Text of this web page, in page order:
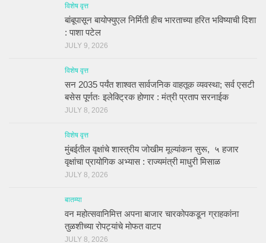
विशेष वृत्त
बांबूपासून बायोफ्युएल निर्मिती हीच भारताच्या हरित भविष्याची दिशा
: पाशा पटेल
JULY 9, 2026
विशेष वृत्त
सन 2035 पर्यंत शाश्वत सार्वजनिक वाहतूक व्यवस्था; सर्व एसटी
बसेस पूर्णतः इलेक्ट्रिक होणार : मंत्री प्रताप सरनाईक
JULY 8, 2026
विशेष वृत्त
मुंबईतील वृक्षांचे शास्त्रीय जोखीम मूल्यांकन सुरू, ५ हजार
वृक्षांचा प्रायोगिक अभ्यास : राज्यमंत्री माधुरी मिसाळ
JULY 8, 2026
बातम्या
वन महोत्सवानिमित्त अपना बाजार चारकोपकडून ग्राहकांना
तुळशीच्या रोपट्यांचे मोफत वाटप
JULY 8, 2026